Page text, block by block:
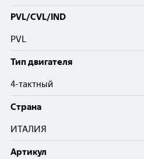
PVL/CVL/IND
PVL
Тип двигателя
4-тактный
Cтрана
ИТАЛИЯ
Артикул